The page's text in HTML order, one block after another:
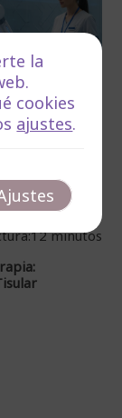
minutos
la
cookies
ajustes.